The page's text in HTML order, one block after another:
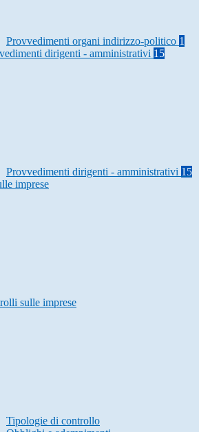
Provvedimenti organi indirizzo-politico 1
dirigenti - amministrativi 15
Provvedimenti dirigenti - amministrativi 15
imprese
sulle imprese
Tipologie di controllo